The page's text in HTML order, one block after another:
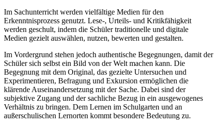
Im Sachunterricht werden vielfältige Medien für den
Erkenntnisprozess genutzt. Lese-, Urteils- und Kritikfähigkeit
werden geschult, indem die Schüler traditionelle und digitale
Medien gezielt auswählen, nutzen, bewerten und gestalten.
Im Vordergrund stehen jedoch authentische Begegnungen, damit der
Schüler sich selbst ein Bild von der Welt machen kann. Die
Begegnung mit dem Original, das gezielte Untersuchen und
Experimentieren, Befragung und Exkursion ermöglichen die
klärende Auseinandersetzung mit der Sache. Dabei sind der
subjektive Zugang und der sachliche Bezug in ein ausgewogenes
Verhältnis zu bringen. Dem Lernen im Schulgarten und an
außerschulischen Lernorten kommt besondere Bedeutung zu.